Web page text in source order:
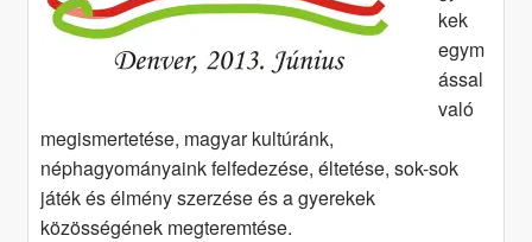
kek
egym
ással
való
megismertetése, magyar kultúránk,
néphagyományaink felfedezése, éltetése, sok-sok
játék és élmény szerzése és a gyerekek
közösségének megteremtése.